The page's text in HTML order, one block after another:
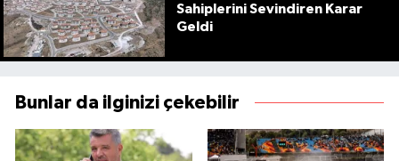
Sahiplerini Sevindiren Karar
Geldi
Bunlar da ilginizi çekebilir